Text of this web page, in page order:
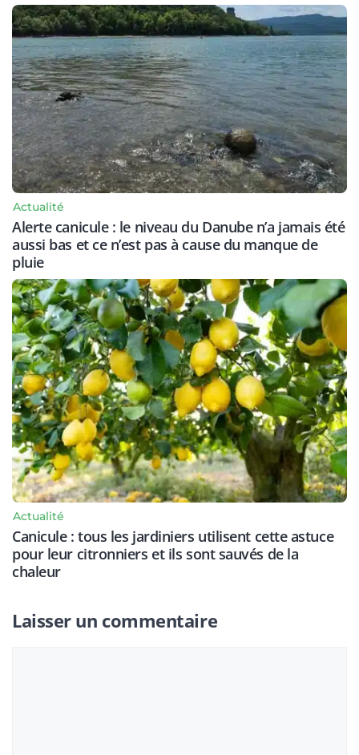
Actualité
Alerte canicule : le niveau du Danube n’a jamais été
aussi bas et ce n’est pas à cause du manque de
pluie
Actualité
Canicule : tous les jardiniers utilisent cette astuce
pour leur citronniers et ils sont sauvés de la
chaleur
Laisser un commentaire